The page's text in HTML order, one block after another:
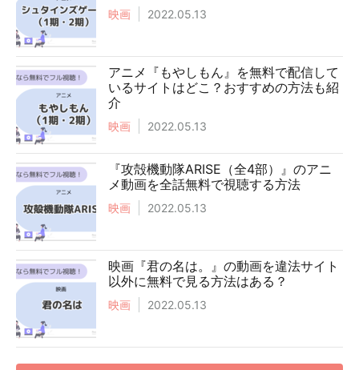
映画 2022.05.13
アニメ『もやしもん』を無料で配信して
いるサイトはどこ？おすすめの方法も紹
介
映画 2022.05.13
『攻殻機動隊ARISE（全4部）』のアニ
メ動画を全話無料で視聴する方法
映画 2022.05.13
映画『君の名は。』の動画を違法サイト
以外に無料で見る方法はある？
映画 2022.05.13